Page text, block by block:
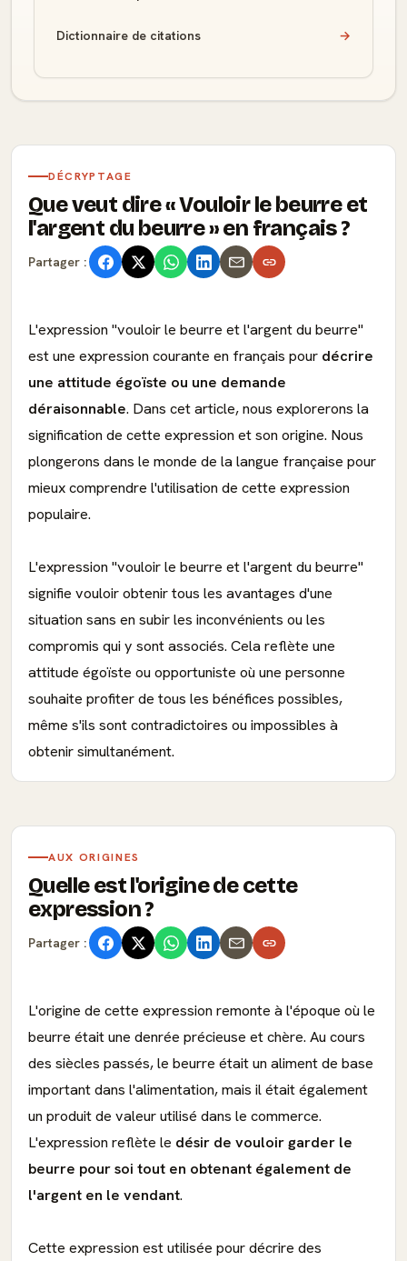
Dictionnaire de citations →
DÉCRYPTAGE
Que veut dire
Vouloir le beurre et
l'argent du beurre
en français ?
Partager :
L'expression "vouloir le beurre et l'argent du beurre"
est une expression courante en français pour décrire
une attitude égoïste ou une demande
déraisonnable. Dans cet article, nous explorerons la
signification de cette expression et son origine. Nous
plongerons dans le monde de la langue française pour
mieux comprendre l'utilisation de cette expression
populaire.
L'expression "vouloir le beurre et l'argent du beurre"
signifie vouloir obtenir tous les avantages d'une
situation sans en subir les inconvénients ou les
compromis qui y sont associés. Cela reflète une
attitude égoïste ou opportuniste où une personne
souhaite profiter de tous les bénéfices possibles,
même s'ils sont contradictoires ou impossibles à
obtenir simultanément.
AUX ORIGINES
Quelle est l'origine de cette
expression ?
Partager :
L'origine de cette expression remonte à l'époque où le
beurre était une denrée précieuse et chère. Au cours
des siècles passés, le beurre était un aliment de base
important dans l'alimentation, mais il était également
un produit de valeur utilisé dans le commerce.
L'expression reflète le désir de vouloir garder le
beurre pour soi tout en obtenant également de
l'argent en le vendant.
Cette expression est utilisée pour décrire des